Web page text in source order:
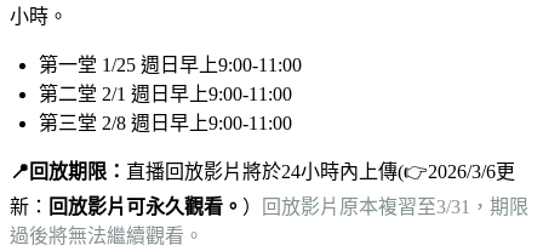
小時。
第一堂 1/25 週日早上9:00-11:00
第二堂 2/1 週日早上9:00-11:00
第三堂 2/8 週日早上9:00-11:00
📍回放期限： 直播回放影片將於24小時內上傳(👉2026/3/6更
新： 回放影片可永久觀看。 ）
回放影片原本複習至3/31，期限
過後將無法繼續觀看。